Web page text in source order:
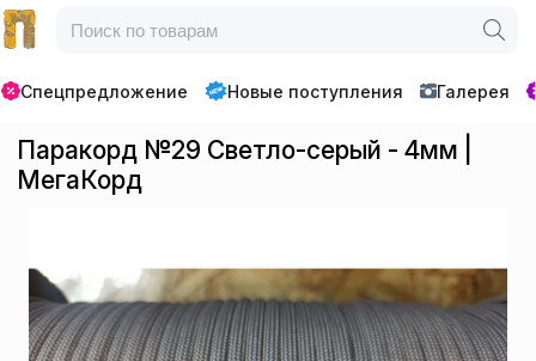
Спецпредложение Новые поступления Галерея
Паракорд №29 Светло-серый - 4мм |
МегаКорд